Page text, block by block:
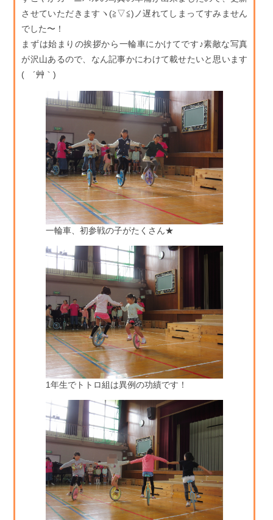
させていただきますヽ(≧▽≦)ノ遅れてしまってすみません
でした〜！
まずは始まりの挨拶から一輪車にかけてです♪素敵な写真
が沢山あるので、なん記事かにわけて載せたいと思います
( ´艸｀)
一輪車、初参戦の子がたくさん★
1年生でトトロ組は異例の功績です！